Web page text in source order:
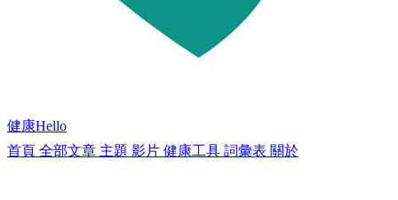
健康Hello
首頁 全部文章 主題 影片 健康工具 詞彙表 關於